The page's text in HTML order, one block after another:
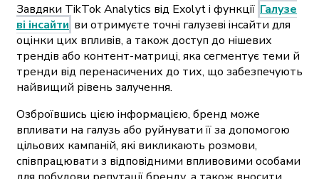
Завдяки TikTok Analytics від Exolyt і функції Галузе
ві інсайти ви отримуєте точні галузеві інсайти для
оцінки цих впливів, а також доступ до нішевих
трендів або контент-матриці, яка сегментує теми й
тренди від перенасичених до тих, що забезпечують
найвищий рівень залучення.
Озброївшись цією інформацією, бренд може
впливати на галузь або руйнувати її за допомогою
цільових кампаній, які викликають розмови,
співпрацювати з відповідними впливовими особами